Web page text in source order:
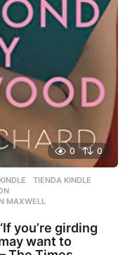
0 0
,TIENDA KINDLE
MAXWELL
you’re girding
want to